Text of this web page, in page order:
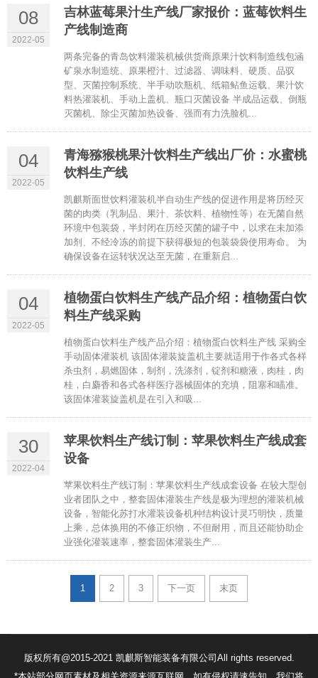
08
2022-05
吉林蓝莓果汁生产线厂家报价：蓝莓饮料生
产线制造商
两条完备的青岛饮料灌装机械供货商原果汁饮料制造线包涵
矿泉水制造统、原果橙汁、过滤器、调味料、硬质、品驭
型、灭菌控制系统、半手动吹瓶机、纸箱鲇鱼运载、果汁饮
料热灌装机、手动上盖机、瓶口灭菌设备 半成品运载、倒瓶
灭菌机、除尘灭菌加热设备、强而有力洗脸机...
04
2022-05
青海猕猴桃果汁饮料生产线出厂价：水蜜桃
饮料生产线
凯麒斯面世饮料灌装机半自动生产线的促进作用是将历经灭
菌的肉类（乳制品、果汁、茶饮料、植物性等）在无菌自然
环境中包装袋，半封闭在历经灭菌的罐子中，以求在未加添
加剂、不经冷冻的前提下获得极短的包装袋袋使用寿命。 为
确保设备在运转状况达至无菌，在重新启...
04
2022-05
植物蛋白饮料生产线产品介绍：植物蛋白饮
料生产线采购
植物蛋白饮料生产线产品介绍：植物蛋白饮料生产线 采购全
手动固体灌装机 该固体灌装旋盖机主要就适用于作各式各样
杀虫剂，易燃固体，制剂，洗涤剂，锭剂和糖液，肉桂，肉
桂，白麝香和各式各样医疗器械固体的充填，阻塞和瞄准。
该固体灌装旋盖机是在引入和吸...
30
2022-04
苹果饮料生产线订制：苹果饮料生产线成套
设备
苹果饮料生产线订制：苹果饮料生产线成套设备 在较大型创
业者团队之中，整套固体灌装生产线是极为理想的灌装机械
设备，智能化苏打水灌装设备机种结构设计灵巧明快，质量
上乘，总体换用的不修正织物，不但耐用，而且还能协助企
业强化灌装速率，整套固体灌装生产...
1 2 3 下一页 末页
版权所有@2015-2021 凯麒斯智能装备有限公司All rights reserved.